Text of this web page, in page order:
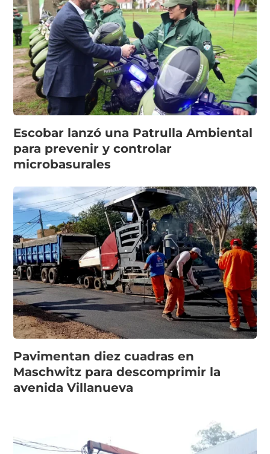
Escobar lanzó una Patrulla Ambiental
para prevenir y controlar
microbasurales
Pavimentan diez cuadras en
Maschwitz para descomprimir la
avenida Villanueva